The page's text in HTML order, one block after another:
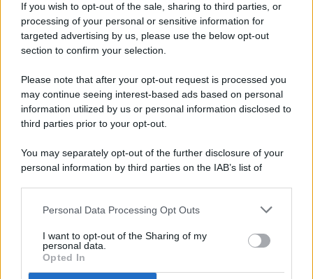
If you wish to opt-out of the sale, sharing to third parties, or
processing of your personal or sensitive information for
targeted advertising by us, please use the below opt-out
section to confirm your selection.
Please note that after your opt-out request is processed you
may continue seeing interest-based ads based on personal
information utilized by us or personal information disclosed to
third parties prior to your opt-out.
You may separately opt-out of the further disclosure of your
personal information by third parties on the IAB’s list of
This information may also be disclosed by us to third parties
disclose it to other third parties.
Personal Data Processing Opt Outs
I want to opt-out of the Sharing of my
personal data.
Opted In
© 2026 - Pianeta Design - P.IVA 04827280654 - Testata
Registrata Al Tribunale Di Nocera Inferiore N. 8/2020 - RG N.
ISCRIZIONE AL ROC N. 35792 – ISCRITTA ALL’ANSO
(ASSOCIAZIONE NAZIONALE STAMPA ONLINE)
PREFERENZE PRIVACY